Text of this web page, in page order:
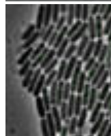
Felix-Hausdorff-Straße
17489 Greifswald
Telefon +49 3834 420
Telefax +49 3834 420
schweder@uni-
Beate Zillmer
Sekretariat